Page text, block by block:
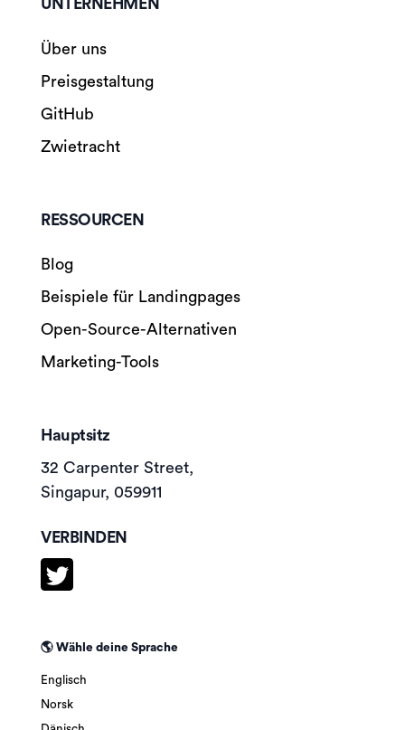
UNTERNEHMEN
Über uns
Preisgestaltung
GitHub
Zwietracht
RESSOURCEN
Blog
Beispiele für Landingpages
Open-Source-Alternativen
Marketing-Tools
Hauptsitz
32 Carpenter Street,
Singapur, 059911
VERBINDEN
🌎 Wähle deine Sprache
Englisch
Norsk